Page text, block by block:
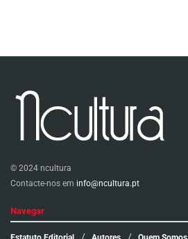
© 2024 ncultura
Contacte-nos em info@ncultura.pt
Navegar